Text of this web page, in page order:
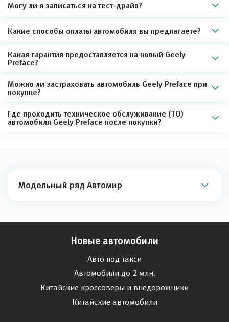
Могу ли я записаться на тест-драйв?
Какие способы оплаты автомобиля вы предлагаете?
Какая гарантия предоставляется на новый Geely
Preface?
Можно ли застраховать автомобиль Geely Preface при
покупке?
Где проходить техническое обслуживание (ТО)
автомобиля Geely Preface после покупки?
Модельный ряд Автомир
Новые автомобили
Авто под такси
Автомобили до 2 млн.
Китайские кроссоверы и внедорожники
Китайские автомобили